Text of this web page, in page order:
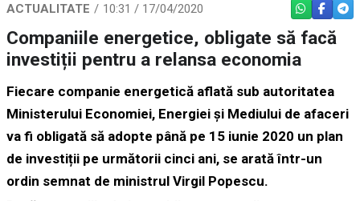
ACTUALITATE 10:31 / 17/04/2020 WHATSAPP
Companiile energetice, obligate să facă
investiții pentru a relansa economia
Fiecare companie energetică aflată sub autoritatea
Ministerului Economiei, Energiei și Mediului de afaceri
va fi obligată să adopte până pe 15 iunie 2020 un plan
de investiții pe următorii cinci ani, se arată într-un
ordin semnat de ministrul Virgil Popescu.